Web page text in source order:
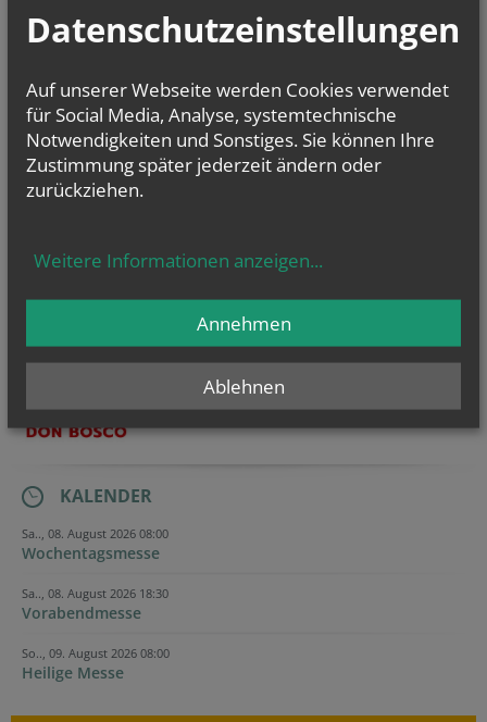
Geben Sie bitte Ihre E-Mail Adresse ein
Ich stimme derDatenverarbeitungzu.*
Ich habe die Informationen zum Datenschutz gelesen.
KALENDER
Sa.., 08. August 2026 08:00
Wochentagsmesse
Sa.., 08. August 2026 18:30
Vorabendmesse
So.., 09. August 2026 08:00
Heilige Messe
Datenschutzeinstellungen
Auf unserer Webseite werden Cookies verwendet
für Social Media, Analyse, systemtechnische
Notwendigkeiten und Sonstiges. Sie können Ihre
Zustimmung später jederzeit ändern oder
zurückziehen.
Weitere Informationen anzeigen...
Ablehnen
Annehmen